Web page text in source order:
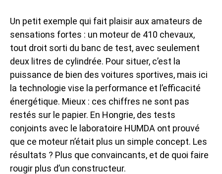
Un petit exemple qui fait plaisir aux amateurs de
sensations fortes : un moteur de 410 chevaux,
tout droit sorti du banc de test, avec seulement
deux litres de cylindrée. Pour situer, c’est la
puissance de bien des voitures sportives, mais ici
la technologie vise la performance et l’efficacité
énergétique. Mieux : ces chiffres ne sont pas
restés sur le papier. En Hongrie, des tests
conjoints avec le laboratoire HUMDA ont prouvé
que ce moteur n’était plus un simple concept. Les
résultats ? Plus que convaincants, et de quoi faire
rougir plus d’un constructeur.